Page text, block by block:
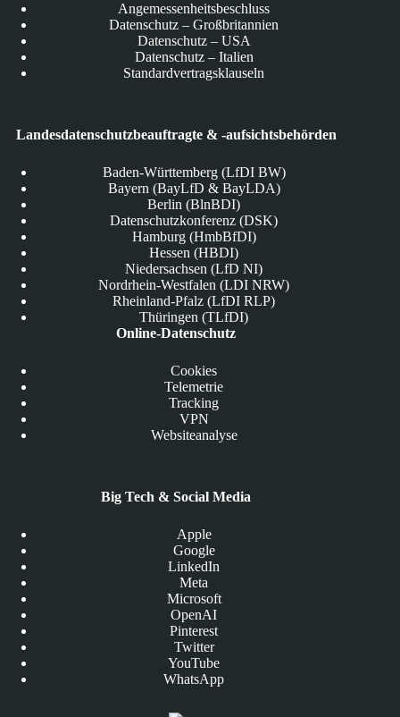
Angemessenheitsbeschluss
Datenschutz – Großbritannien
Datenschutz – USA
Datenschutz – Italien
Standardvertragsklauseln
Landesdatenschutzbeauftragte & -aufsichtsbehörden
Baden-Württemberg (LfDI BW)
Bayern (BayLfD & BayLDA)
Berlin (BlnBDI)
Datenschutzkonferenz (DSK)
Hamburg (HmbBfDI)
Hessen (HBDI)
Niedersachsen (LfD NI)
Nordrhein-Westfalen (LDI NRW)
Rheinland-Pfalz (LfDI RLP)
Thüringen (TLfDI)
Online-Datenschutz
Cookies
Telemetrie
Tracking
VPN
Websiteanalyse
Big Tech & Social Media
Apple
Google
LinkedIn
Meta
Microsoft
OpenAI
Pinterest
Twitter
YouTube
WhatsApp